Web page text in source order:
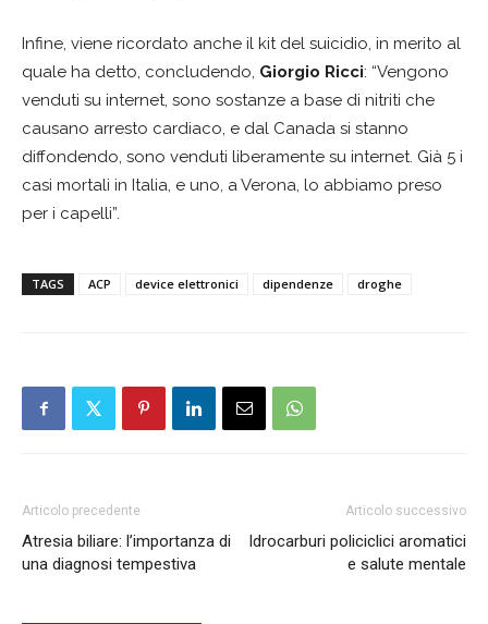
Infine, viene ricordato anche il kit del suicidio, in merito al
quale ha detto, concludendo, Giorgio Ricci: “Vengono
venduti su internet, sono sostanze a base di nitriti che
causano arresto cardiaco, e dal Canada si stanno
diffondendo, sono venduti liberamente su internet. Già 5 i
casi mortali in Italia, e uno, a Verona, lo abbiamo preso
per i capelli”.
TAGS ACP device elettronici dipendenze droghe
Articolo precedente
Atresia biliare: l’importanza di
una diagnosi tempestiva
Articolo successivo
Idrocarburi policiclici aromatici
e salute mentale